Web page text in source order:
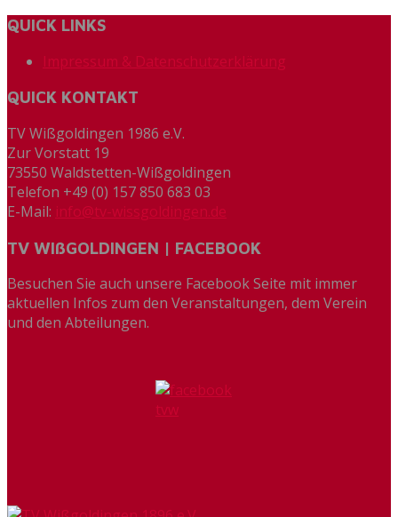
QUICK LINKS
Impressum & Datenschutzerklärung
QUICK KONTAKT
TV Wißgoldingen 1986 e.V.
Zur Vorstatt 19
73550 Waldstetten-Wißgoldingen
Telefon +49 (0) 157 850 683 03
E-Mail: info@tv-wissgoldingen.de
TV WIßGOLDINGEN | FACEBOOK
Besuchen Sie auch unsere Facebook Seite mit immer
aktuellen Infos zum den Veranstaltungen, dem Verein
und den Abteilungen.